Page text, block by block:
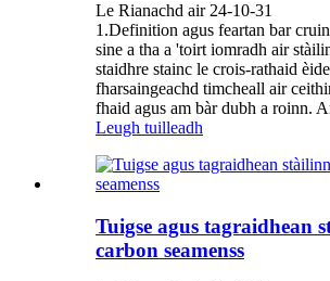
Le Rianachd air 24-10-31
1.Definition agus feartan bar
sine a tha a 'toirt iomradh air
staidhre ​​stainc le crois-rathaid
fharsaingeachd timcheall air
fhaid agus am bàr dubh a roinn.
Leugh tuilleadh
Tuigse agus tagraidhean
carbon seamenss